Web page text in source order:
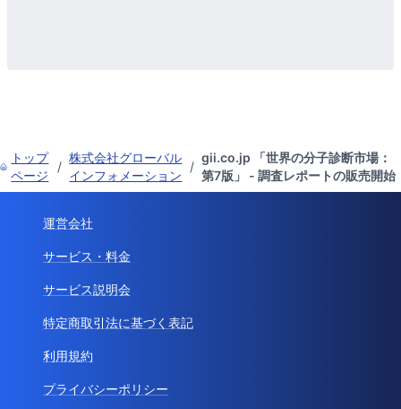
トップ
ページ
/
株式会社グローバル
インフォメーション
/
gii.co.jp 「世界の分子診断市場：
第7版」 - 調査レポートの販売開始
運営会社
サービス・料金
サービス説明会
特定商取引法に基づく表記
利用規約
プライバシーポリシー